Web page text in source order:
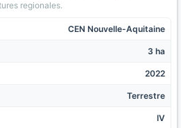
regionales.
CEN Nouvelle-Aquitaine
3 ha
2022
Terrestre
IV